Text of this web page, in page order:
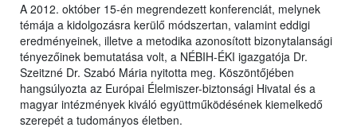
A 2012. október 15-én megrendezett konferenciát, melynek
témája a kidolgozásra kerülő módszertan, valamint eddigi
eredményeinek, illetve a metodika azonosított bizonytalansági
tényezőinek bemutatása volt, a NÉBIH-ÉKI igazgatója Dr.
Szeitzné Dr. Szabó Mária nyitotta meg. Köszöntőjében
hangsúlyozta az Európai Élelmiszer-biztonsági Hivatal és a
magyar intézmények kiváló együttműködésének kiemelkedő
szerepét a tudományos életben.